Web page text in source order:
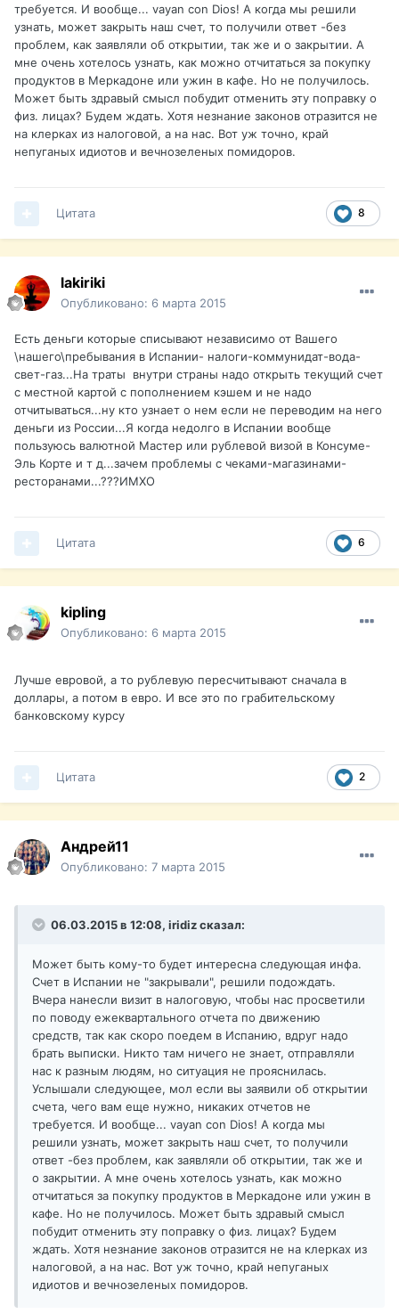
требуется. И вообще... vayan con Dios! А когда мы решили
узнать, может закрыть наш счет, то получили ответ -без
проблем, как заявляли об открытии, так же и о закрытии. А
мне очень хотелось узнать, как можно отчитаться за покупку
продуктов в Меркадоне или ужин в кафе. Но не получилось.
Может быть здравый смысл побудит отменить эту поправку о
физ. лицах? Будем ждать. Хотя незнание законов отразится не
на клерках из налоговой, а на нас. Вот уж точно, край
непуганых идиотов и вечнозеленых помидоров.
8
Цитата
lakiriki
Опубликовано: 6 марта 2015
Есть деньги которые списывают независимо от Вашего
\нашего\пребывания в Испании- налоги-коммунидат-вода-
свет-газ...На траты внутри страны надо открыть текущий счет
с местной картой с пополнением кэшем и не надо
отчитываться...ну кто узнает о нем если не переводим на него
деньги из России...Я когда недолго в Испании вообще
пользуюсь валютной Мастер или рублевой визой в Консуме-
Эль Корте и т д...зачем проблемы с чеками-магазинами-
ресторанами...???ИМХО
6
Цитата
kipling
Опубликовано: 6 марта 2015
Лучше евровой, а то рублевую пересчитывают сначала в
доллары, а потом в евро. И все это по грабительскому
банковскому курсу
2
Цитата
Андрей11
Опубликовано: 7 марта 2015
06.03.2015 в 12:08, iridiz сказал:
Может быть кому-то будет интересна следующая инфа.
Счет в Испании не "закрывали", решили подождать.
Вчера нанесли визит в налоговую, чтобы нас просветили
по поводу ежеквартального отчета по движению
средств, так как скоро поедем в Испанию, вдруг надо
брать выписки. Никто там ничего не знает, отправляли
нас к разным людям, но ситуация не прояснилась.
Услышали следующее, мол если вы заявили об открытии
счета, чего вам еще нужно, никаких отчетов не
требуется. И вообще... vayan con Dios! А когда мы
решили узнать, может закрыть наш счет, то получили
ответ -без проблем, как заявляли об открытии, так же и
о закрытии. А мне очень хотелось узнать, как можно
отчитаться за покупку продуктов в Меркадоне или ужин в
кафе. Но не получилось. Может быть здравый смысл
побудит отменить эту поправку о физ. лицах? Будем
ждать. Хотя незнание законов отразится не на клерках из
налоговой, а на нас. Вот уж точно, край непуганых
идиотов и вечнозеленых помидоров.